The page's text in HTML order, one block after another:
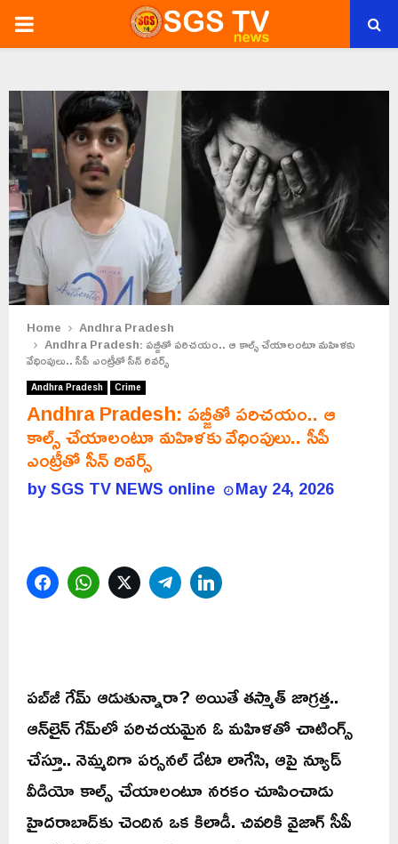
PRIMARY
Home Andhra Pradesh
Andhra Pradesh: పబ్జీతో పరిచయం.. ఆ కాల్స్ చేయాలంటూ మహిళకు
వేధింపులు.. సీపీ ఎంట్రీతో సీన్ రివర్స్
Andhra Pradesh Crime
Andhra Pradesh: పబ్జీతో పరిచయం.. ఆ
కాల్స్ చేయాలంటూ మహిళకు వేధింపులు.. సీపీ
ఎంట్రీతో సీన్ రివర్స్
bySGS TV NEWS online May 24, 2026
FacebookWhatsAppTwitterTelegram
పబ్‌జీ గేమ్ ఆడుతున్నారా? అయితే తస్మాత్ జాగ్రత్త..
ఆన్‌లైన్ గేమ్‌లో పరిచయమైన ఓ మహిళతో చాటింగ్స్
చేస్తూ.. నెమ్మదిగా పర్సనల్ డేటా లాగేసి, ఆపై న్యూడ్
వీడియో కాల్స్ చేయాలంటూ నరకం చూపించాడు
హైదరాబాద్‌కు చెందిన ఒక కిలాడీ. చివరికి వైజాగ్ సీపీ